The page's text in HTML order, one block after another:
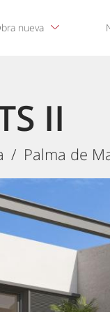
nueva
II
Palma de